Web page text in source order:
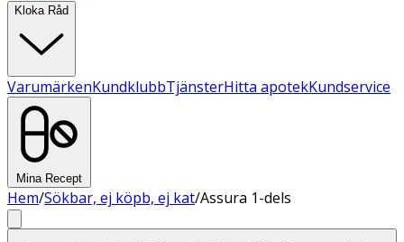
Kloka Råd
VarumärkenKundklubbTjänsterHitta apotekKundservice
Mina Recept
Hem/Sökbar, ej köpb, ej kat/Assura 1-dels